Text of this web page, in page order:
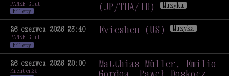
PANKE Club
bilety
(JP/THA/ID) Muzyka
Takkak Takkak
(JP/THA/ID) Muzyka
26 czerwca 2026 23:40
PANKE Club
bilety
Evicshen (US) Muzyka
26 czerwca 2026 20:00
Richten25
Matthias Müller, Emilio
Gordoa, Paweł Doskocz